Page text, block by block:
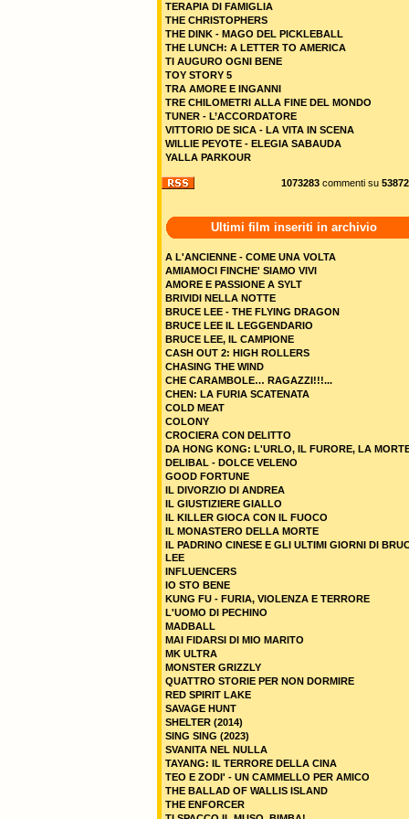
TERAPIA DI FAMIGLIA
THE CHRISTOPHERS
THE DINK - MAGO DEL PICKLEBALL
THE LUNCH: A LETTER TO AMERICA
TI AUGURO OGNI BENE
TOY STORY 5
TRA AMORE E INGANNI
TRE CHILOMETRI ALLA FINE DEL MONDO
TUNER - L’ACCORDATORE
VITTORIO DE SICA - LA VITA IN SCENA
WILLIE PEYOTE - ELEGIA SABAUDA
YALLA PARKOUR
1073283 commenti su 53872
Ultimi film inseriti in archivio
A L'ANCIENNE - COME UNA VOLTA
AMIAMOCI FINCHE' SIAMO VIVI
AMORE E PASSIONE A SYLT
BRIVIDI NELLA NOTTE
BRUCE LEE - THE FLYING DRAGON
BRUCE LEE IL LEGGENDARIO
BRUCE LEE, IL CAMPIONE
CASH OUT 2: HIGH ROLLERS
CHASING THE WIND
CHE CARAMBOLE… RAGAZZI!!!...
CHEN: LA FURIA SCATENATA
COLD MEAT
COLONY
CROCIERA CON DELITTO
DA HONG KONG: L'URLO, IL FURORE, LA
DELIBAL - DOLCE VELENO
GOOD FORTUNE
IL DIVORZIO DI ANDREA
IL GIUSTIZIERE GIALLO
IL KILLER GIOCA CON IL FUOCO
IL MONASTERO DELLA MORTE
IL PADRINO CINESE E GLI ULTIMI GIORNI DI
LEE
INFLUENCERS
IO STO BENE
KUNG FU - FURIA, VIOLENZA E TERRORE
L'UOMO DI PECHINO
MADBALL
MAI FIDARSI DI MIO MARITO
MK ULTRA
MONSTER GRIZZLY
QUATTRO STORIE PER NON DORMIRE
RED SPIRIT LAKE
SAVAGE HUNT
SHELTER (2014)
SING SING (2023)
SVANITA NEL NULLA
TAYANG: IL TERRORE DELLA CINA
TEO E ZODI' - UN CAMMELLO PER AMICO
THE BALLAD OF WALLIS ISLAND
THE ENFORCER